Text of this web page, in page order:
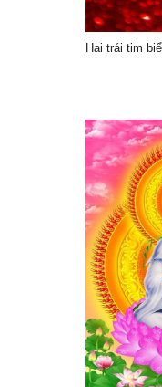
Hai trái tim